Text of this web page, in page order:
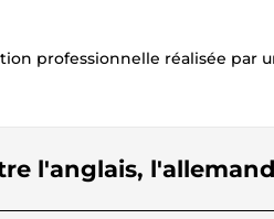
professionnelle réalisée par
l'anglais,